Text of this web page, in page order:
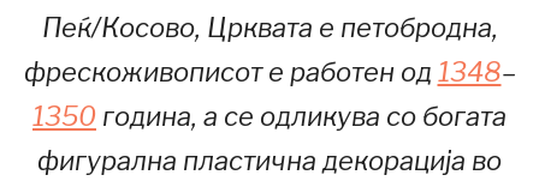
Пеќ/Косово, Црквата е петобродна,
фрескоживописот е работен од 1348–
1350 година, а се одликува со богата
фигурална пластична декорација во